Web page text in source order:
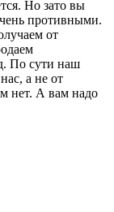
Но зато вы
противными.
от
По сути наш
а не от
нет. А вам надо